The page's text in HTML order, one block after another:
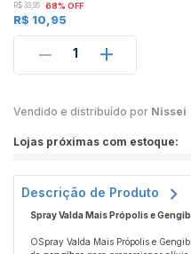
R$ 33,95 68% OFF
R$ 10,95
1
Vendido e distribuído por Nissei
Lojas próximas com estoque:
Descrição de Produto
Spray Valda Mais Própolis e
OSpray Valda Mais Própolis e